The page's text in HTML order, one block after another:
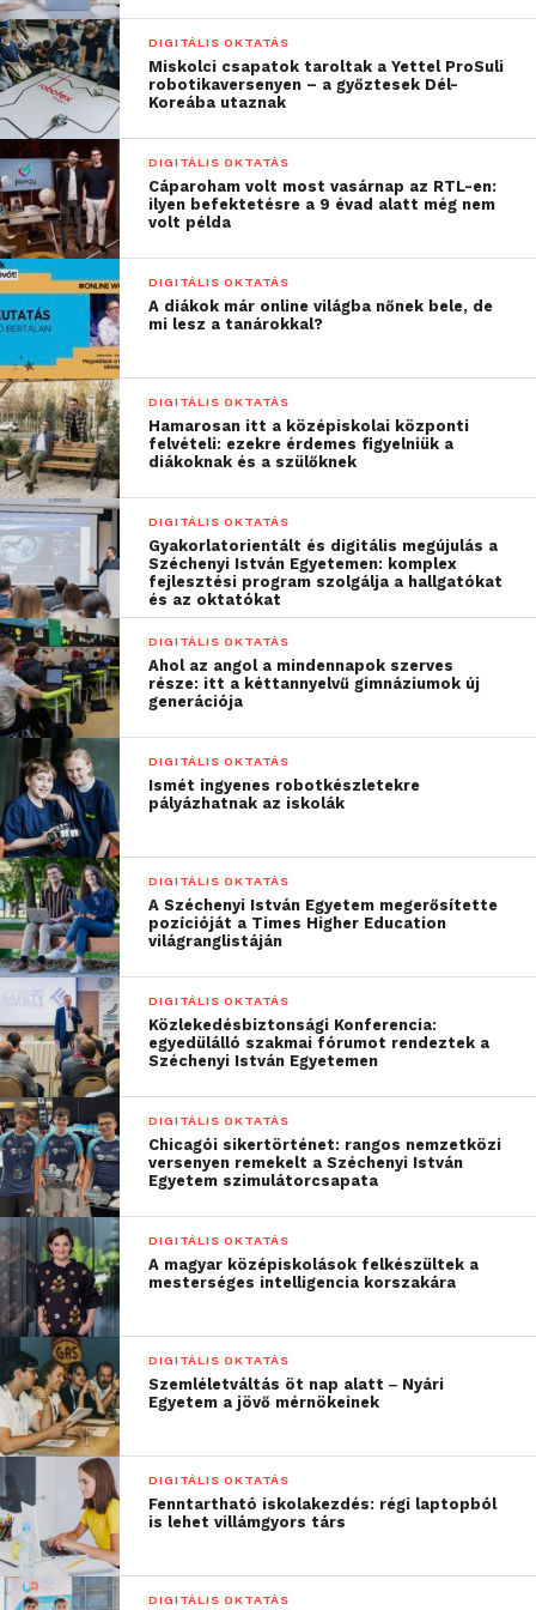
szerte küzd az elmaradottabb térségek iskoláiban a
fiatalok digitális kompetenciáinak fejlesztéséért.
A kódolás minden iparágban rohamos ütemben az
egyik legkeresettebb készséggé válik, hiszen egyre
több vállalkozás támaszkodik számítógépes
megoldásokra. A programozói állások mintegy fele a
technológiai iparágakon kívül jelenik meg, úgymint
a pénzügy, az egészségügy vagy a gyártás területén.
A közelmúltban közreadott,
and women’s education in STEM’ [‘Kódfejtés: A lányok
és nők helyzete a műszaki, természettudományos,
mérnöki és matematikai (STEM) oktatásban]
jelentésében az ENSZ Nevelésügyi, Tudományos és
Kulturális Szervezete (UNESCO) aggodalmát fejezte
ki amiatt, hogy ‘a nők jelenléte csökken egy
globálisan bővülő területen’. 2014-ben az Egyesült
Királyságban a természettudományi, matematikai,
mérnöki és számítástechnikai szakokon
diplomázott végzősök mintegy 22%-a volt nő.
Németországban (19,3%), Franciaországban (21,5%) és
Svájcban (14,7%) a különbség még nagyobb volt. Az
Egyesült Államokban az ilyen jellegű pályát
választók mindössze egynegyede nő. Ezeken a
területeken a felsővezetőségben helyet foglaló nők
száma is sokkal alacsonyabb, mint bármely más
szektorban.
A Vodafone és a
került kialakításra, hogy az minden 14-18 éves lány
számára megfelelő legyen, készségszinttől
függetlenül. Különböző programozási nyelvekről és
fejlesztőprogramokról nyújt alapismereteket – mint
pl. a html, CSS, GitHub és Bootstrap –, amelynek
segítségével az oktatási program végére a diákok
weboldalt tudnak fejleszteni. A kurzusokat a
Vodafone minden piacán idén július és október
között tartják meg.
Ahogy Tóth Zsuzsanna, a Vodafone Magyarország
HR Vezérigazgató-helyettese fogalmazott:
“Az elmúlt években
jelentős előrehaladás
történt a társadalom
legkülönbözőbb
területein a nemek
közötti aránytalanság
megszüntetésében. Sok
országban azonban a
műszaki,
DIGITÁLIS OKTATÁS
Miskolci csapatok taroltak a Yettel ProSuli
robotikaversenyen – a győztesek Dél-
Koreába utaznak
DIGITÁLIS OKTATÁS
Cáparoham volt most vasárnap az RTL-en:
ilyen befektetésre a 9 évad alatt még nem
volt példa
DIGITÁLIS OKTATÁS
A diákok már online világba nőnek bele, de
mi lesz a tanárokkal?
DIGITÁLIS OKTATÁS
Hamarosan itt a középiskolai központi
felvételi: ezekre érdemes figyelniük a
diákoknak és a szülőknek
DIGITÁLIS OKTATÁS
Gyakorlatorientált és digitális megújulás a
Széchenyi István Egyetemen: komplex
fejlesztési program szolgálja a hallgatókat
és az oktatókat
DIGITÁLIS OKTATÁS
Ahol az angol a mindennapok szerves
része: itt a kéttannyelvű gimnáziumok új
generációja
DIGITÁLIS OKTATÁS
Ismét ingyenes robotkészletekre
pályázhatnak az iskolák
DIGITÁLIS OKTATÁS
A Széchenyi István Egyetem megerősítette
pozícióját a Times Higher Education
világranglistáján
DIGITÁLIS OKTATÁS
Közlekedésbiztonsági Konferencia:
egyedülálló szakmai fórumot rendeztek a
Széchenyi István Egyetemen
DIGITÁLIS OKTATÁS
Chicagói sikertörténet: rangos nemzetközi
versenyen remekelt a Széchenyi István
Egyetem szimulátorcsapata
DIGITÁLIS OKTATÁS
A magyar középiskolások felkészültek a
mesterséges intelligencia korszakára
DIGITÁLIS OKTATÁS
Szemléletváltás öt nap alatt ‒ Nyári
Egyetem a jövő mérnökeinek
DIGITÁLIS OKTATÁS
Fenntartható iskolakezdés: régi laptopból
is lehet villámgyors társ
DIGITÁLIS OKTATÁS